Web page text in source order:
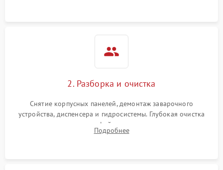
2. Разборка и очистка
Снятие корпусных панелей, демонтаж заварочного
устройства, диспенсера и гидросистемы. Глубокая очистка
внутренних узлов от кофейных масел, жмыха и накипи.
Промывка дренажных каналов и фильтров с использованием
Подробнее